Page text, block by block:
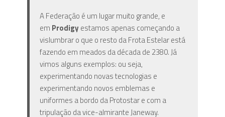
A Federação é um lugar muito grande, e
em Prodigyestamos apenas começando a
vislumbrar o que o resto da Frota Estelar está
fazendo em meados da década de 2380. Já
vimos alguns exemplos: ou seja,
experimentando novas tecnologias e
experimentando novos emblemas e
uniformes a bordo da Protostar e com a
tripulação da vice-almirante Janeway.